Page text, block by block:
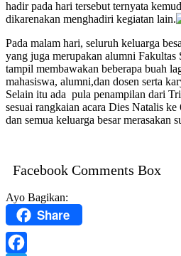
hadir pada hari tersebut ternyata
dikarenakan menghadiri kegiatan lain.
Pada malam hari, seluruh keluarga
yang juga merupakan alumni
tampil membawakan beberapa buah
mahasiswa, alumni,dan dosen serta
Selain itu ada pula penampilan dari
sesuai rangkaian acara Dies Natalis
dan semua keluarga besar merasakan
Facebook Comments Box
Ayo Bagikan:
Share